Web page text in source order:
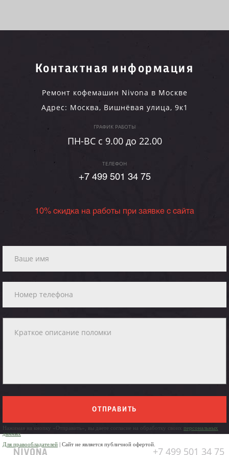
Контактная информация
Ремонт кофемашин Nivona в Москве
Адрес: Москва, Вишнёвая улица, 9к1
ГРАФИК РАБОТЫ
ПН-ВC c 9.00 до 22.00
ТЕЛЕФОН
+7 499 501 34 75
10% скидка на работы при заявке с сайта
ОТПРАВИТЬ
Нажимая на кнопку «Отправить», вы даете согласие на обработку своих персональных
данных
Для правообладателей | Сайт не является публичной офертой.
+7 499 501 34 75